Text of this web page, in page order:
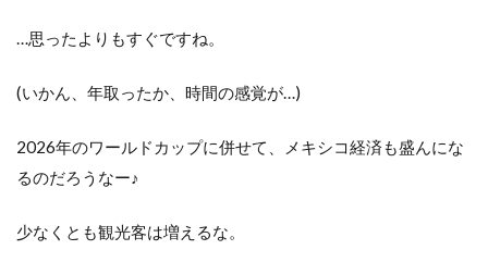
…思ったよりもすぐですね。
(いかん、年取ったか、時間の感覚が…)
2026年のワールドカップに併せて、メキシコ経済も盛んにな
るのだろうなー♪
少なくとも観光客は増えるな。